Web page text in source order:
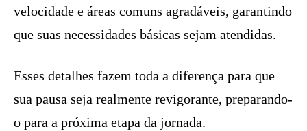
velocidade e áreas comuns agradáveis, garantindo
que suas necessidades básicas sejam atendidas.
Esses detalhes fazem toda a diferença para que
sua pausa seja realmente revigorante, preparando-
o para a próxima etapa da jornada.